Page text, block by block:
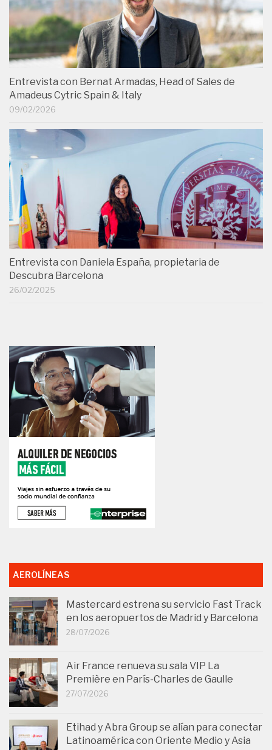
Entrevista con Bernat Armadas, Head of Sales de
Amadeus Cytric Spain & Italy
09/02/2026
Entrevista con Daniela España, propietaria de
Descubra Barcelona
26/02/2025
AEROLÍNEAS
Mastercard estrena su servicio Fast Track
en los aeropuertos de Madrid y Barcelona
28/07/2026
Air France renueva su sala VIP La
Première en París-Charles de Gaulle
27/07/2026
Etihad y Abra Group se alían para conectar
Latinoamérica con Oriente Medio y Asia